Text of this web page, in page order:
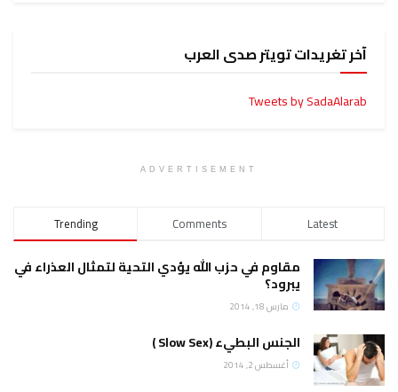
آخر تغريدات تويتر صدى العرب
Tweets by SadaAlarab
ADVERTISEMENT
Trending Comments Latest
مقاوم في حزب الله يؤدي التحية لتمثال العذراء في
يبرود؟
مارس 18, 2014
الجنس البطيء (Slow Sex )
أغسطس 2, 2014